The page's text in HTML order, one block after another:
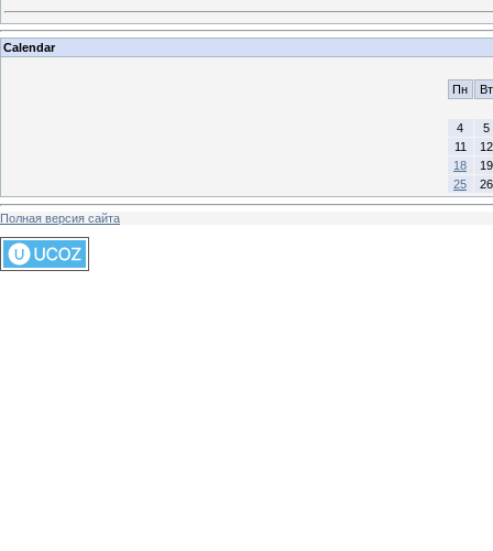
Calendar
Пн Вт
4
5
11
12
18
19
25
26
Полная версия сайта